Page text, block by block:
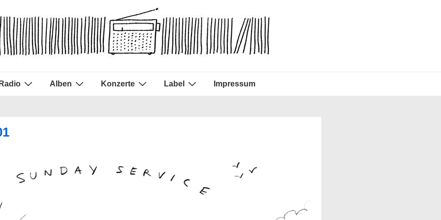
Radio Alben Konzerte Label Impressum